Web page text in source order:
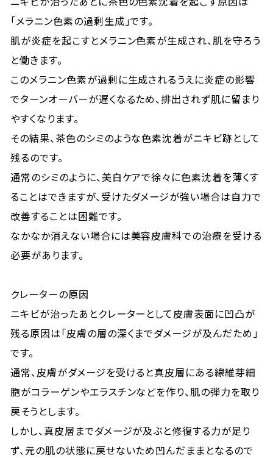
「メラニン色素の過剰生成」です。
肌が炎症を起こすとメラニン色素が生成され、肌を守ろう
と働きます。
このメラニン色素が過剰に生成されるうえに炎症の影響
でターンオーバーが遅くなるため、排出されず肌に留まり
やすくなります。
その結果、茶色のシミのような色素沈着がニキビ跡として
残るのです。
通常のシミのように、美白ケアで徐々に色素沈着を薄くす
ることはできますが、受けたダメージが強い場合は自力で
改善することは困難です。
なかなか消えない場合には美容皮膚科での治療を受ける
必要があります。
クレーターの原因
ニキビが治ったあとクレーターとして皮膚表面に凹凸が
残る原因は「皮膚の層の深くまでダメージが及んだため」
です。
通常、皮膚がダメージを受けると真皮層にある線維芽細
胞がコラーゲンやエラスチンなどを作り、肌の弾力を取り
戻そうとします。
しかし、真皮層までダメージが及ぶと修復する力が足り
ず、元の肌の状態に戻せないため凹んだままとなるので